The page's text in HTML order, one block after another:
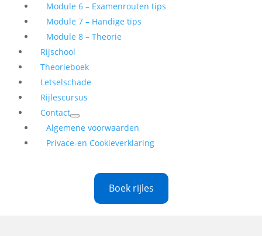
Module 6 – Examenrouten tips
Module 7 – Handige tips
Module 8 – Theorie
Rijschool
Theorieboek
Letselschade
Rijlescursus
Contact
Algemene voorwaarden
Privace-en Cookieverklaring
Boek rijles